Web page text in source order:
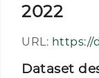
2022
URL: https://dadosabertos.go.gov.br/dataset/60fb9c92-
Dataset